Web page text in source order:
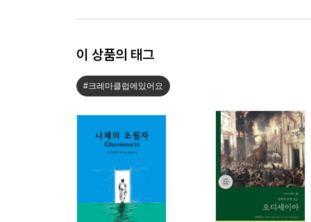
이 상품의 태그
#크레마클럽에있어요